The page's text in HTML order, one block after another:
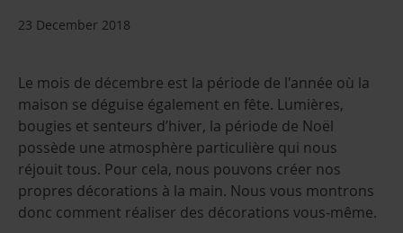
23 December 2018
Le mois de décembre est la période de l'année où la
maison se déguise également en fête. Lumières,
bougies et senteurs d’hiver, la période de Noël
possède une atmosphère particulière qui nous
réjouit tous. Pour cela, nous pouvons créer nos
propres décorations à la main. Nous vous montrons
donc comment réaliser des décorations vous-même.